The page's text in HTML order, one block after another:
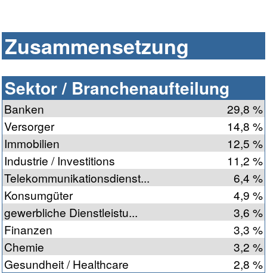
Zusammensetzung
Sektor / Branchenaufteilung
Banken
29,8 %
Versorger
14,8 %
Immobilien
12,5 %
Industrie / Investitions
11,2 %
Telekommunikationsdienst...
6,4 %
Konsumgüter
4,9 %
gewerbliche Dienstleistu...
3,6 %
Finanzen
3,3 %
Chemie
3,2 %
Gesundheit / Healthcare
2,8 %